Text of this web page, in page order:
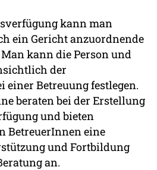
kann man
ein Gericht anzuordnende
kann die Person und
der
einer Betreuung festlegen.
beraten bei der Erstellung
und bieten
BetreuerInnen eine
und Fortbildung
an.